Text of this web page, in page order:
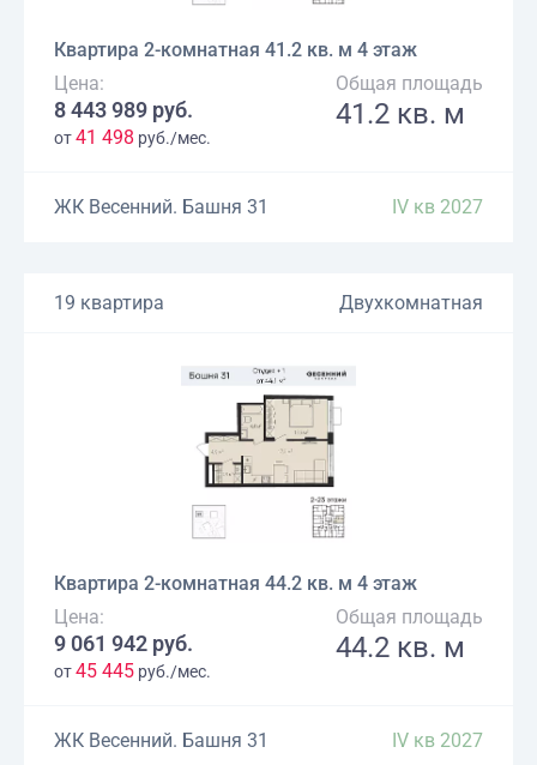
Квартира 2-комнатная 41.2 кв. м 4 этаж
Цена:
8 443 989 руб.
от41 498 руб./мес.
Общая площадь
41.2 кв. м
ЖК Весенний. Башня 31 IV кв 2027
19 квартира Двухкомнатная
Квартира 2-комнатная 44.2 кв. м 4 этаж
Цена:
9 061 942 руб.
от45 445 руб./мес.
Общая площадь
44.2 кв. м
ЖК Весенний. Башня 31 IV кв 2027